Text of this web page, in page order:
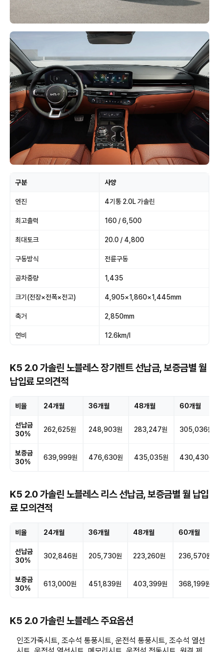
구분 사양
엔진 4기통 2.0L 가솔린
최고출력 160 / 6,500
최대토크 20.0 / 4,800
구동방식 전륜구동
공차중량 1,435
크기(전장×전폭×전고) 4,905×1,860×1,445mm
축거 2,850mm
연비 12.6km/l
K5 2.0 가솔린 노블레스 장기렌트 선납금, 보증금별 월
납입료 모의견적
비율 24개월 36개월 48개월 60개월
선납금
30%
262,625원 248,903원 283,247원 305,036원
보증금
30%
639,999원 476,630원 435,035원 430,430원
K5 2.0 가솔린 노블레스 리스 선납금, 보증금별 월 납입
료 모의견적
비율 24개월 36개월 48개월 60개월
선납금
30%
302,846원 205,730원 223,260원 236,570원
보증금
30%
613,000원 451,839원 403,399원 368,199원
K5 2.0 가솔린 노블레스 주요옵션
인조가죽시트, 조수석 통풍시트, 운전석 통풍시트, 조수석 열선